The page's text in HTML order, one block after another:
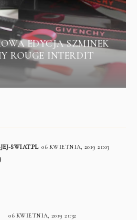
EDYCJA SZMINEK
ROUGE INTERDIT
ŚWIAT.PL 06 KWIETNIA, 2019 21:03
06 KWIETNIA, 2019 21:32